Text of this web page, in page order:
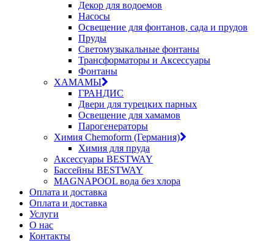
Декор для водоемов
Насосы
Освещение для фонтанов, сада и прудов
Пруды
Светомузыкальные фонтаны
Трансформаторы и Аксессуары
Фонтаны
ХАМАМЫ
ГРАНДИС
Двери для турецких парных
Освещение для хамамов
Парогенераторы
Химия Chemoform (Германия)
Химия для пруда
Аксессуары BESTWAY
Бассейны BESTWAY
MAGNAPOOL вода без хлора
Оплата и доставка
Оплата и доставка
Услуги
О нас
Контакты